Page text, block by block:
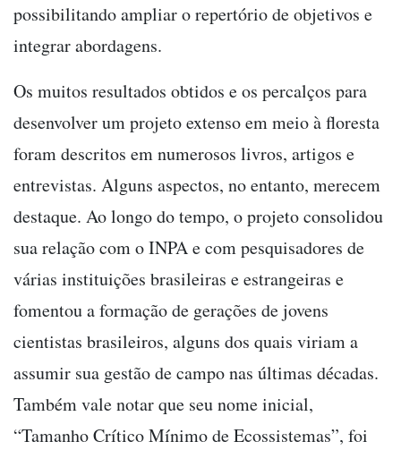
possibilitando ampliar o repertório de objetivos e
integrar abordagens.
Os muitos resultados obtidos e os percalços para
desenvolver um projeto extenso em meio à floresta
foram descritos em numerosos livros, artigos e
entrevistas. Alguns aspectos, no entanto, merecem
destaque. Ao longo do tempo, o projeto consolidou
sua relação com o INPA e com pesquisadores de
várias instituições brasileiras e estrangeiras e
fomentou a formação de gerações de jovens
cientistas brasileiros, alguns dos quais viriam a
assumir sua gestão de campo nas últimas décadas.
Também vale notar que seu nome inicial,
“Tamanho Crítico Mínimo de Ecossistemas”, foi